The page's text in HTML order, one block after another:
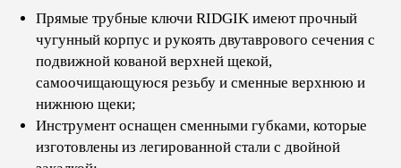
Прямые трубные ключи RIDGIK имеют прочный
чугунный корпус и рукоять двутаврового сечения с
подвижной кованой верхней щекой,
самоочищающуюся резьбу и сменные верхнюю и
нижнюю щеки;
Инструмент оснащен сменными губками, которые
изготовлены из легированной стали с двойной